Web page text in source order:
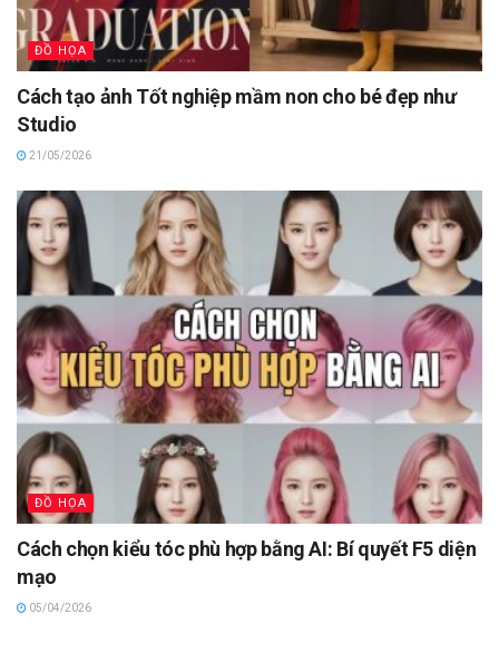
ĐỒ HỌA
Cách tạo ảnh Tốt nghiệp mầm non cho bé đẹp như
Studio
21/05/2026
ĐỒ HỌA
Cách chọn kiểu tóc phù hợp bằng AI: Bí quyết F5 diện
mạo
05/04/2026